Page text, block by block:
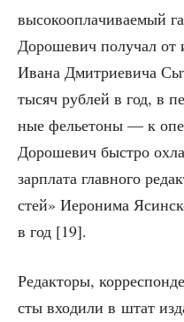
высо­ко­опла­чи­ва­е­мый
Доро­ше­вич полу­чал от
Ива­на Дмит­ри­е­ви­ча
тысяч руб­лей в год, в
ные фелье­то­ны — к
Доро­ше­вич быст­ро
зар­пла­та глав­но­го
стей» Иеро­ни­ма
в год [19].
Редак­то­ры,
сты вхо­ди­ли в штат